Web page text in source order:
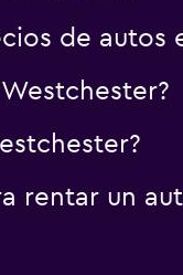
de autos
rentar un